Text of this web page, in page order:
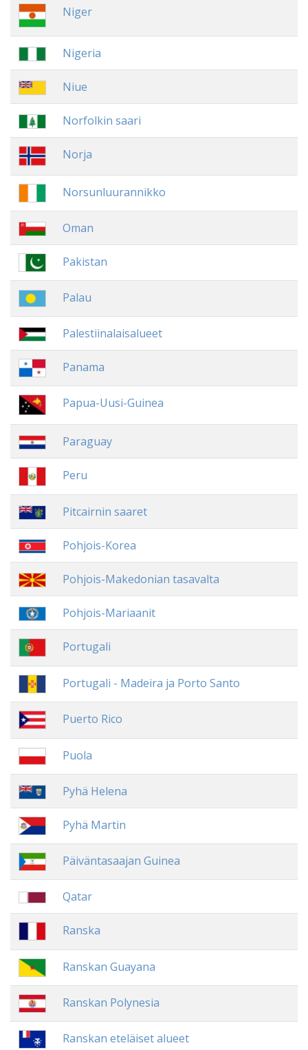
Niger
Nigeria
Niue
Norfolkin saari
Norja
Norsunluurannikko
Oman
Pakistan
Palau
Palestiinalaisalueet
Panama
Papua-Uusi-Guinea
Paraguay
Peru
Pitcairnin saaret
Pohjois-Korea
Pohjois-Makedonian tasavalta
Pohjois-Mariaanit
Portugali
Portugali - Madeira ja Porto Santo
Puerto Rico
Puola
Pyhä Helena
Pyhä Martin
Päiväntasaajan Guinea
Qatar
Ranska
Ranskan Guayana
Ranskan Polynesia
Ranskan eteläiset alueet